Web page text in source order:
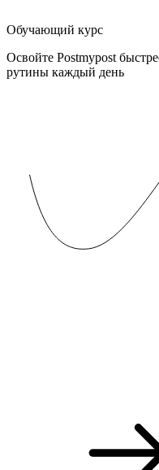
Обучающий курс
Освойте Postmypost
рутины каждый день